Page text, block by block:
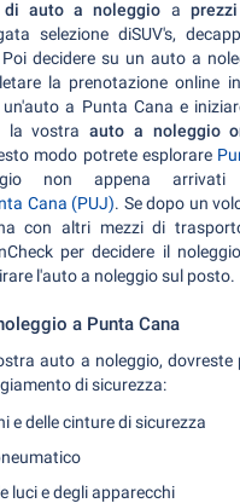
auto a noleggio a
selezione diSUV's,
decidere su un auto a
la prenotazione online
a Punta Cana e
la vostraauto a noleggio
modo potrete esplorare
non appena arrivati
Cana (PUJ). Se dopo un
con altri mezzi di
per decidere il
l'auto a noleggio sul posto.
a Punta Cana
auto a noleggio,
di sicurezza:
e delle cinture di sicurezza
luci e degli apparecchi